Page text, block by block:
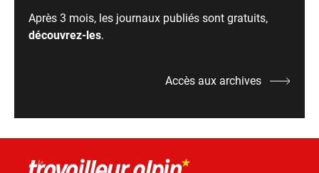
Après 3 mois, les journaux publiés sont gratuits,
découvrez-les.
Accès aux archives